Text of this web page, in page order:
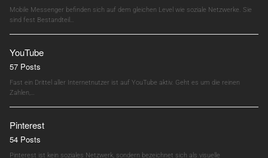
Mobile Messenger befinden sich auf dem gleichen Level wie soziale Netzwerke. Sie
sind fest Bestandteil…
YouTube
57 Posts
Fast ein Drittel aller Internetnutzer ist auf YouTube aktiv. Geht es um die reinen
Zahlen,…
Pinterest
54 Posts
Pinterest ist kein soziales Netzwerk, sondern bezeichnet sich als visuelle